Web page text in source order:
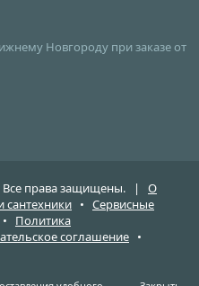
Новгороду при заказе от
Все права защищены. | О
сантехники • Сервисные
• Политика
соглашение •